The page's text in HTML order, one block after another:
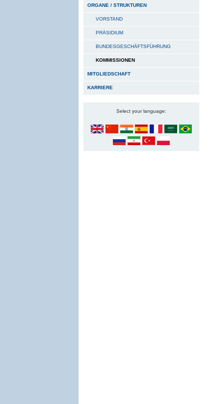
ORGANE / STRUKTUREN
VORSTAND
PRÄSIDIUM
BUNDESGESCHÄFTSFÜHRUNG
KOMMISSIONEN
MITGLIEDSCHAFT
KARRIERE
Select your language: